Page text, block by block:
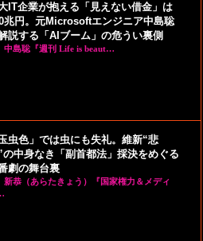
IT企業が抱える「見えない借金」は
兆円。元Microsoftエンジニア中島聡
説する「AIブーム」の危うい裏側
中島聡『週刊 Life is beaut…
玉虫色」では虫にも失礼。維新“悲
の中身なき「副首都法」採決をめぐる
劇の舞台裏
新恭（あらたきょう）『国家権力＆メディ